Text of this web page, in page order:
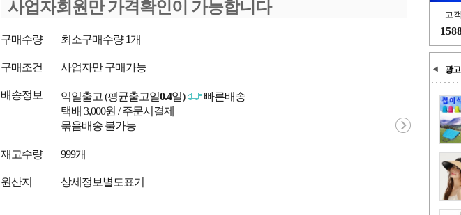
고
광고
사업자회원만 가격확인이 가능합니다
구매수량 최소구매수량1개
구매조건 사업자만 구매가능
배송정보 익일출고 (평균출고일0.4일)
빠른배송
택배 3,000원 / 주문시결제
묶음배송 불가능
재고수량 999개
원산지 상세정보별도표기